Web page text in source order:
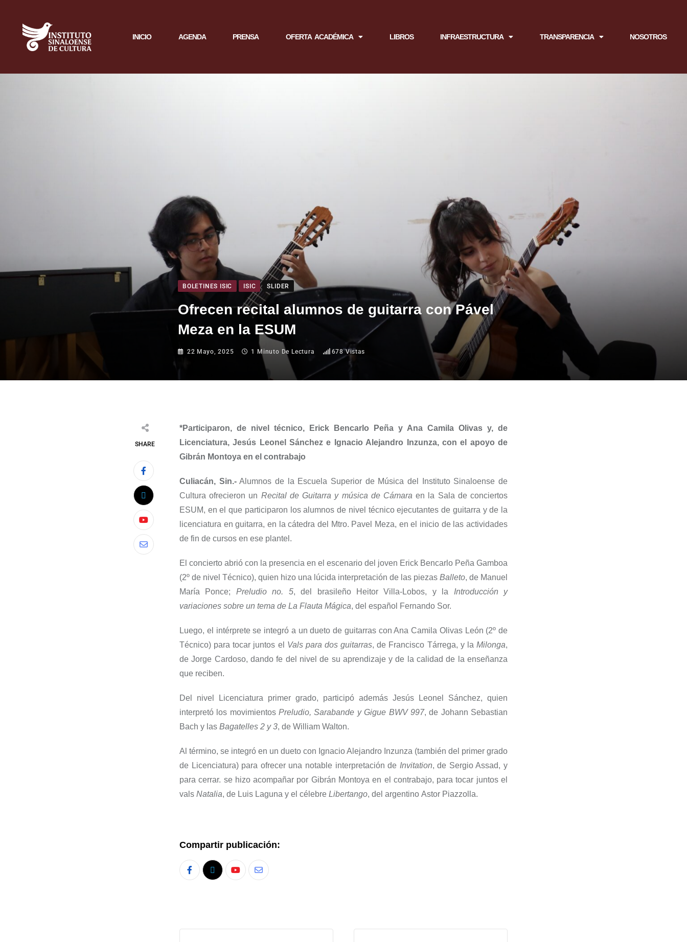
INICIO AGENDA PRENSA OFERTA ACADÉMICA LIBROS INFRAESTRUCTURA TRANSPARENCIA NOSOTROS
BOLETINES ISIC ISIC SLIDER
Ofrecen recital alumnos de guitarra con Pável
Meza en la ESUM
22 Mayo, 2025 1 Minuto De Lectura 678Vistas
SHARE
*Participaron, de nivel técnico, Erick Bencarlo Peña y Ana Camila Olivas y, de
Licenciatura, Jesús Leonel Sánchez e Ignacio Alejandro Inzunza, con el apoyo de
Gibrán Montoya en el contrabajo
Culiacán, Sin.-Alumnos de la Escuela Superior de Música del Instituto Sinaloense de
Cultura ofrecieron un Recital de Guitarra y música de Cámaraen la Sala de conciertos
ESUM, en el que participaron los alumnos de nivel técnico ejecutantes de guitarra y de la
licenciatura en guitarra, en la cátedra del Mtro. Pavel Meza, en el inicio de las actividades
de fin de cursos en ese plantel.
El concierto abrió con la presencia en el escenario del joven Erick Bencarlo Peña Gamboa
(2º de nivel Técnico), quien hizo una lúcida interpretación de las piezas Balleto, de Manuel
María Ponce; Preludio no. 5, del brasileño Heitor Villa-Lobos, y la Introducción y
variaciones sobre un tema de La Flauta Mágica, del español Fernando Sor.
Luego, el intérprete se integró a un dueto de guitarras con Ana Camila Olivas León (2º de
Técnico) para tocar juntos el Vals para dos guitarras, de Francisco Tárrega, y laMilonga,
de Jorge Cardoso, dando fe del nivel de su aprendizaje y de la calidad de la enseñanza
que reciben.
Del nivel Licenciatura primer grado, participó además Jesús Leonel Sánchez, quien
interpretó los movimientosPreludio, Sarabande y Gigue BWV 997, de Johann Sebastian
Bach y las Bagatelles 2 y 3, de William Walton.
Al término, se integró en un dueto con Ignacio Alejandro Inzunza (también del primer grado
de Licenciatura) para ofrecer una notable interpretación de Invitation, de Sergio Assad, y
para cerrar. se hizo acompañar por Gibrán Montoya en el contrabajo, para tocar juntos el
vals Natalia, de Luis Laguna y el célebre Libertango, del argentino Astor Piazzolla.
Compartir publicación: